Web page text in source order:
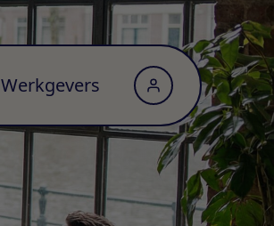
Werkgevers